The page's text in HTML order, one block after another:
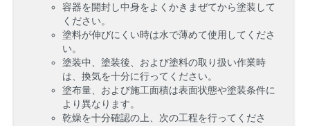
容器を開封し中身をよくかきまぜてから塗装して
ください。
塗料が伸びにくい時は水で薄めて使用してくださ
い。
塗装中、塗装後、および塗料の取り扱い作業時
は、換気を十分に行ってください。
塗布量、および施工面積は表面状態や塗装条件に
より異なります。
乾燥を十分確認の上、次の工程を行ってくださ